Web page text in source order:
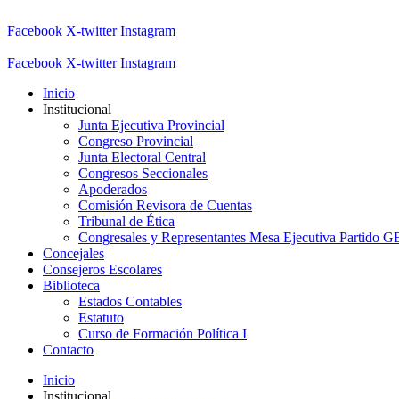
Facebook X-twitter Instagram
Facebook X-twitter Instagram
Inicio
Institucional
Junta Ejecutiva Provincial
Congreso Provincial
Junta Electoral Central
Congresos Seccionales
Apoderados
Comisión Revisora de Cuentas
Tribunal de Ética
Congresales y Representantes Mesa Ejecutiva Partido
Concejales
Consejeros Escolares
Biblioteca
Estados Contables
Estatuto
Curso de Formación Política I
Contacto
Inicio
Institucional